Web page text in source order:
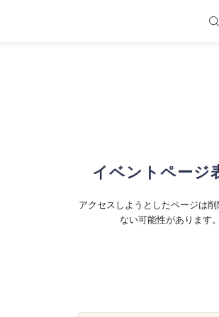
イベントページ
アクセスしようとしたページは
ない可能性があります